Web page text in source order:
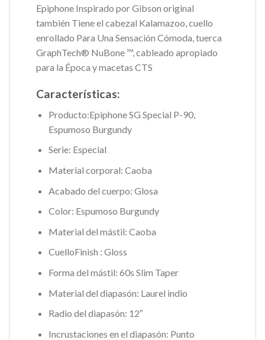
Epiphone Inspirado por Gibson original
también Tiene el cabezal Kalamazoo, cuello
enrollado Para Una Sensación Cómoda, tuerca
GraphTech® NuBone ™, cableado apropiado
para la Época y macetas CTS
Características:
Producto:Epiphone SG Special P-90,
Espumoso Burgundy
Serie: Especial
Material corporal: Caoba
Acabado del cuerpo: Glosa
Color: Espumoso Burgundy
Material del mástil: Caoba
CuelloFinish : Gloss
Forma del mástil: 60s Slim Taper
Material del diapasón: Laurel indio
Radio del diapasón: 12″
Incrustaciones en el diapasón: Punto